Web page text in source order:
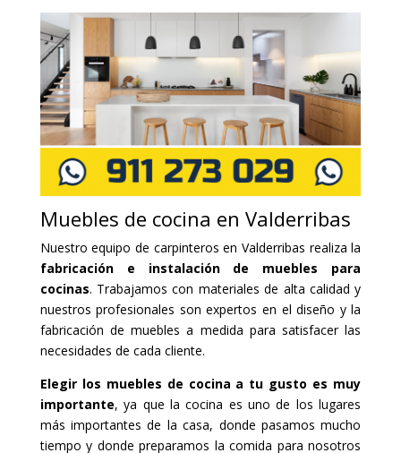
Muebles de cocina en Valderribas
Nuestro equipo de carpinteros en Valderribas realiza la
fabricación e instalación de muebles para
cocinas. Trabajamos con materiales de alta calidad y
nuestros profesionales son expertos en el diseño y la
fabricación de muebles a medida para satisfacer las
necesidades de cada cliente.
Elegir los muebles de cocina a tu gusto es muy
importante, ya que la cocina es uno de los lugares
más importantes de la casa, donde pasamos mucho
tiempo y donde preparamos la comida para nosotros